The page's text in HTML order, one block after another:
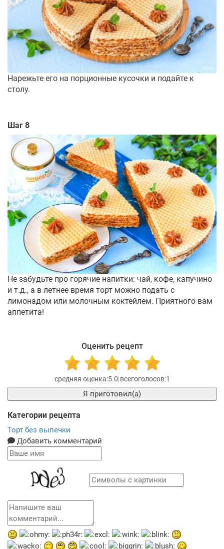
Нарежьте его на порционные кусочки и подайте к
столу.
Шаг 8
Не забудьте про горячие напитки: чай, кофе, капучино
и т.д., а в летнее время торт можно подать с
лимонадом или молочным коктейлем. Приятного вам
аппетита!
Оценить рецепт
5.0 1
Я приготовил(а)
Категории рецепта
Торт без выпечки
Добавить комментарий